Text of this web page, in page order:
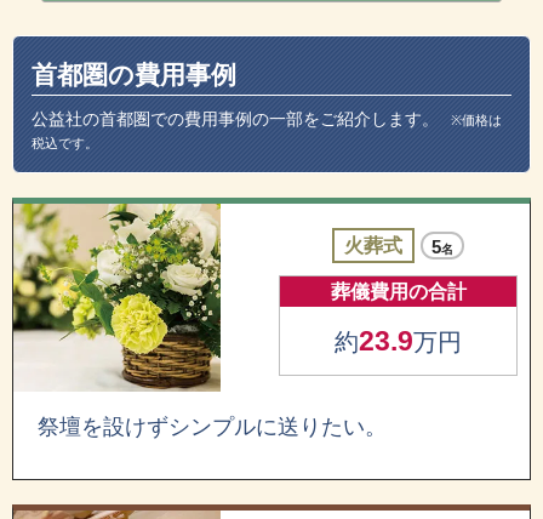
首都圏の費用事例
公益社の首都圏での費用事例の一部をご紹介します。
※価格は
税込です。
火葬式 5名
葬儀費用の合計
約23.9万円
祭壇を設けずシンプルに送りたい。